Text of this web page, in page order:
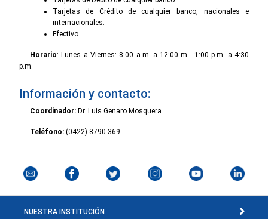
Tarjetas de Crédito de cualquier banco, nacionales e
internacionales.
Efectivo.
Horario: Lunes a Viernes: 8:00 a.m. a 12:00 m - 1:00 p.m. a 4:30
p.m.
Información y contacto:
Coordinador: Dr. Luis Genaro Mosquera
Teléfono: (0422) 8790-369
NUESTRA INSTITUCIÓN